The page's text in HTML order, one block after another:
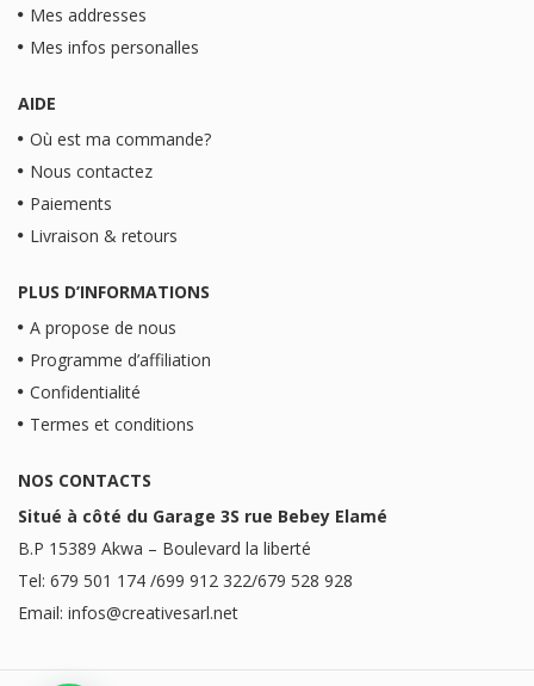
Mes addresses
Mes infos personalles
AIDE
Où est ma commande?
Nous contactez
Paiements
Livraison & retours
PLUS D’INFORMATIONS
A propose de nous
Programme d’affiliation
Confidentialité
Termes et conditions
NOS CONTACTS
Situé à côté du Garage 3S rue Bebey Elamé
B.P 15389 Akwa – Boulevard la liberté
Tel: 679 501 174 /699 912 322/679 528 928
Email: infos@creativesarl.net